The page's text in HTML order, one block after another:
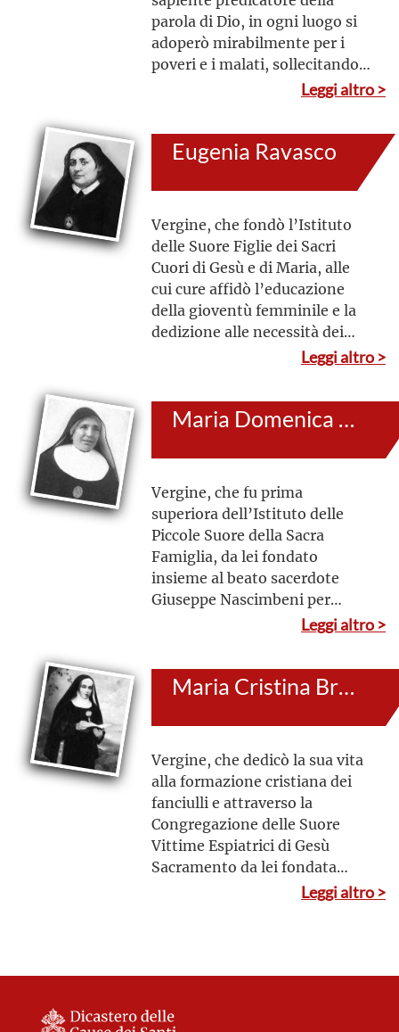
parola di Dio, in ogni luogo si
adoperò mirabilmente per i
poveri e i malati, sollecitando
soprattutto i potenti del
interesse
Leggi altro >
Eugenia Ravasco
Vergine, che fondò l’Istituto
delle Suore Figlie dei Sacri
Cuori di Gesù e di Maria, alle
cui cure affidò l’educazione
della gioventù femminile e la
dedizione alle necessità dei
Leggi altro >
Maria Domenica Mantovani
Vergine, che fu prima
superiora dell’Istituto delle
Piccole Suore della Sacra
Famiglia, da lei fondato
insieme al beato sacerdote
Giuseppe Nascimbeni per
servire in umiltà di vita perLeggi altro >
Maria Cristina Brando
Vergine, che dedicò la sua vita
alla formazione cristiana dei
fanciulli e attraverso la
Congregazione delle Suore
Vittime Espiatrici di Gesù
Sacramento da lei fondata
promosse fortemente
Signore; e dalla preghiera,
Gesù risorto, presente
Leggi altro >